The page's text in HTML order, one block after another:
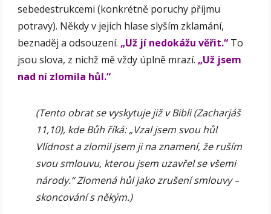
sebedestrukcemi (konkrétně poruchy příjmu
potravy). Někdy v jejich hlase slyším zklamání,
beznaděj a odsouzení. „Už jí nedokážu věřit.“ To
jsou slova, z nichž mě vždy úplně mrazí. „Už jsem
nad ní zlomila hůl.“
(Tento obrat se vyskytuje již v Bibli (Zacharjáš
11,10), kde Bůh říká: „Vzal jsem svou hůl
Vlídnost a zlomil jsem ji na znamení, že ruším
svou smlouvu, kterou jsem uzavřel se všemi
národy.“ Zlomená hůl jako zrušení smlouvy –
skoncování s někým.)